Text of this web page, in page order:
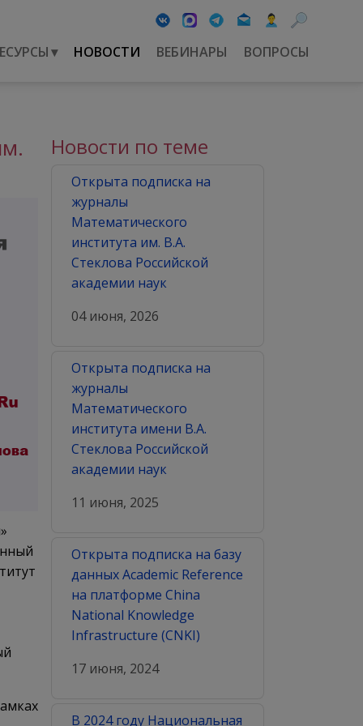
▾ НОВОСТИ ВЕБИНАРЫ ВОПРОСЫ
Новости по теме
Открыта подписка на
журналы
Математического
института им. В.А.
Стеклова Российской
академии наук
04 июня, 2026
Открыта подписка на
журналы
Математического
института имени В.А.
Стеклова Российской
академии наук
11 июня, 2025
Открыта подписка на базу
данных Academic Reference
на платформе China
National Knowledge
Infrastructure (CNKI)
17 июня, 2024
В 2024 году Национальная